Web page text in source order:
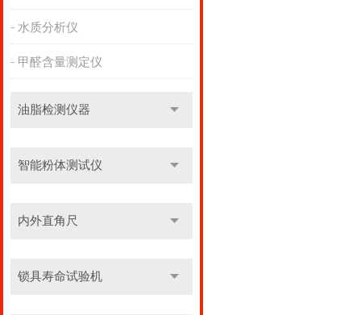
水质分析仪
甲醛含量测定仪
油脂检测仪器
智能粉体测试仪
内外直角尺
锁具寿命试验机